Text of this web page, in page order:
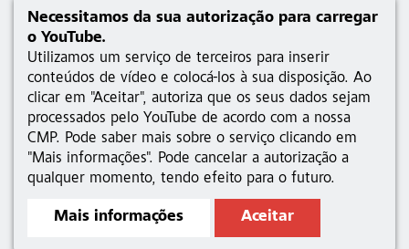
Necessitamos da sua autorização para carregar
o YouTube.
Utilizamos um serviço de terceiros para inserir
conteúdos de vídeo e colocá-los à sua disposição. Ao
clicar em "Aceitar", autoriza que os seus dados sejam
processados pelo YouTube de acordo com a nossa
CMP. Pode saber mais sobre o serviço clicando em
"Mais informações". Pode cancelar a autorização a
qualquer momento, tendo efeito para o futuro.
Mais informações Aceitar